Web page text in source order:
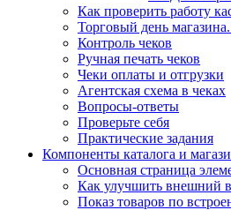
Как проверить работу
Торговый день
Контроль чеков
Ручная печать чеков
Чеки оплаты и отгрузки
Агентская схема в чеках
Вопросы-ответы
Проверьте себя
Практические задания
Компоненты каталога и
Основная страница
Как улучшить внешний
Показ товаров по